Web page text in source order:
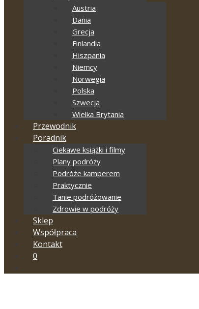
Austria
Dania
Grecja
Finlandia
Hiszpania
Niemcy
Norwegia
Polska
Szwecja
Wielka Brytania
Przewodnik
Poradnik
Ciekawe książki i filmy
Plany podróży
Podróże kamperem
Praktycznie
Tanie podróżowanie
Zdrowie w podróży
Sklep
Współpraca
Kontakt
0